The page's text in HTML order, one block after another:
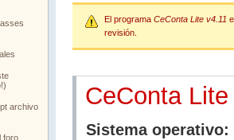
El programa CeConta Lite v4.11
revisión.
CeConta
Sistema operativo: